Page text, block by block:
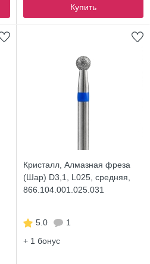
Купить
Кристалл, Алмазная фреза
(Шар) D3,1, L025, средняя,
866.104.001.025.031
5.0
1
+ 1 бонус